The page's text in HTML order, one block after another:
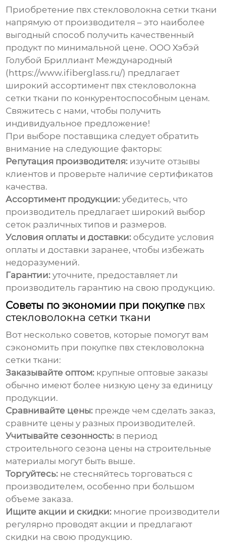
Приобретение пвх стекловолокна сетки ткани
напрямую от производителя – это наиболее
выгодный способ получить качественный
продукт по минимальной цене. ООО Хэбэй
Голубой Бриллиант Международный
( https://www.ifiberglass.ru/) предлагает
широкий ассортимент пвх стекловолокна
сетки ткани по конкурентоспособным ценам.
Свяжитесь с нами, чтобы получить
индивидуальное предложение!
При выборе поставщика следует обратить
внимание на следующие факторы:
Репутация производителя: изучите отзывы
клиентов и проверьте наличие сертификатов
качества.
Ассортимент продукции: убедитесь, что
производитель предлагает широкий выбор
сеток различных типов и размеров.
Условия оплаты и доставки: обсудите условия
оплаты и доставки заранее, чтобы избежать
недоразумений.
Гарантии: уточните, предоставляет ли
производитель гарантию на свою продукцию.
Советы по экономии при покупке пвх
стекловолокна сетки ткани
Вот несколько советов, которые помогут вам
сэкономить при покупке пвх стекловолокна
сетки ткани:
Заказывайте оптом: крупные оптовые заказы
обычно имеют более низкую цену за единицу
продукции.
Сравнивайте цены: прежде чем сделать заказ,
сравните цены у разных производителей.
Учитывайте сезонность: в период
строительного сезона цены на строительные
материалы могут быть выше.
Торгуйтесь: не стесняйтесь торговаться с
производителем, особенно при большом
объеме заказа.
Ищите акции и скидки: многие производители
регулярно проводят акции и предлагают
скидки на свою продукцию.